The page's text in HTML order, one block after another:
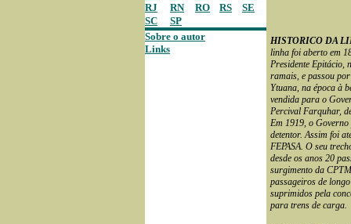
RJ
RN RO RS
SE
SC
SP
Sobre o autor
Links
HISTORICO DA
linha foi aberto em
Presidente Epitácio,
ramais, e passou
Ytuana, na época à
vendida para o
Percival Farquhar,
Em 1919, o
detentor. Assim foi
FEPASA. O seu
desde os anos 20
surgimento da
passageiros de
suprimidos pela
para trens de carga.